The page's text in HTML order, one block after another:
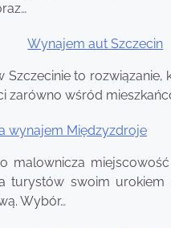
Wynajem aut Szczecin
Szczecinie to rozwiązanie,
zarówno wśród
wynajem Międzyzdroje
malownicza
turystów swoim urokiem
Wybór…